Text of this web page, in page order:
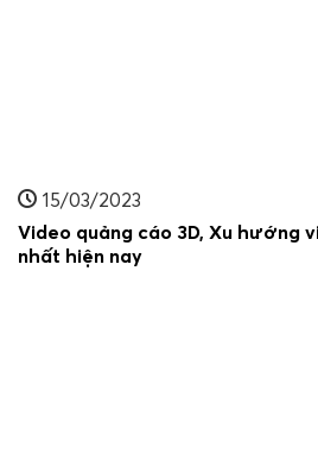
15/03/2023
Video quảng cáo 3D, Xu hướng
nhất hiện nay